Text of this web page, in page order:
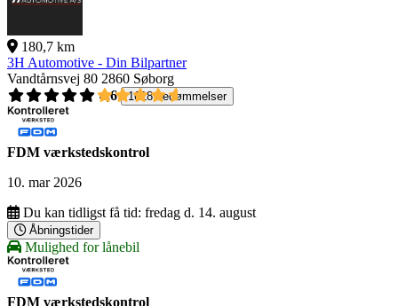
180,7 km
3H Automotive - Din Bilpartner
Vandtårnsvej 80 2860 Søborg
4,6
1618 bedømmelser
FDM værkstedskontrol
10. mar 2026
Du kan tidligst få tid: fredag d. 14. august
Åbningstider
Mulighed for lånebil
FDM værkstedskontrol